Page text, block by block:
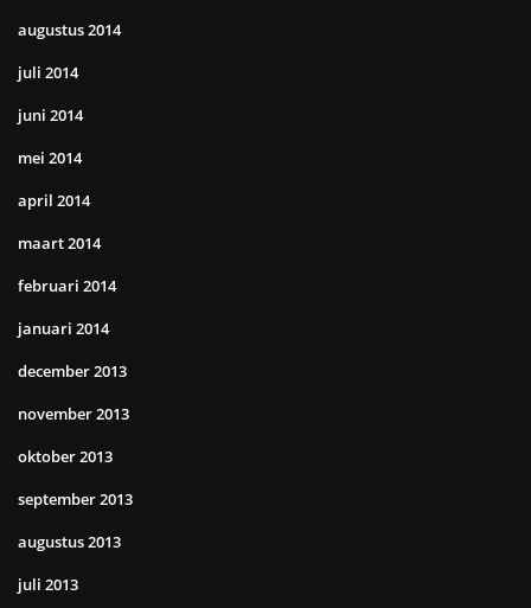
augustus 2014
juli 2014
juni 2014
mei 2014
april 2014
maart 2014
februari 2014
januari 2014
december 2013
november 2013
oktober 2013
september 2013
augustus 2013
juli 2013